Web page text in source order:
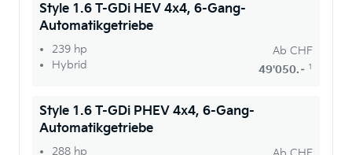
Style 1.6 T-GDi HEV 4x4, 6-Gang-
Automatikgetriebe
239 hp
Hybrid
Ab CHF
49'050.– 1
Style 1.6 T-GDi PHEV 4x4, 6-Gang-
Automatikgetriebe
288 hp